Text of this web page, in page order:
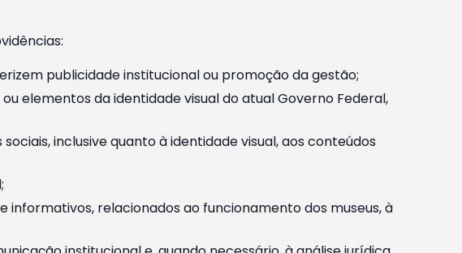
publicidade institucional ou promoção da gestão;
elementos da identidade visual do atual Governo Federal,
inclusive quanto à identidade visual, aos conteúdos
relacionados ao funcionamento dos museus, à